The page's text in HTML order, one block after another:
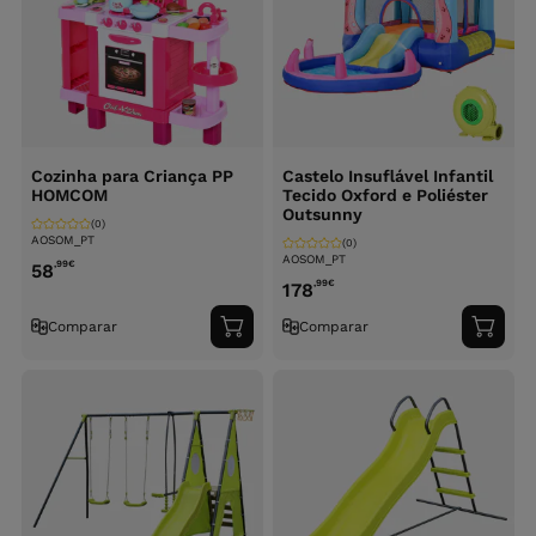
Cozinha para Criança PP
HOMCOM
AOSOM_PT
(0)
58,99€
Comparar
Adicionar
ao
Castelo Insuflável Infantil
Tecido Oxford e Poliéster
Outsunny
AOSOM_PT
(0)
178,99€
Comparar
ao